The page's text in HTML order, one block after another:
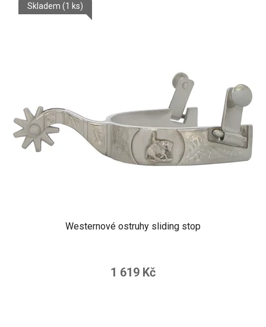
Westernové ostruhy sliding stop
Skladem (1 ks)
1 619 Kč